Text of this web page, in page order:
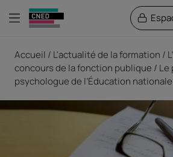
Menu
Accueil L'actualité de la formation
concours de la fonction publique
Le
psychologue de l’Éducation